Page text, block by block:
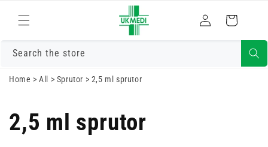
innehåll
in
Varukorg
Search the store
Home >All > Sprutor > 2,5 ml sprutor
2,5 ml sprutor